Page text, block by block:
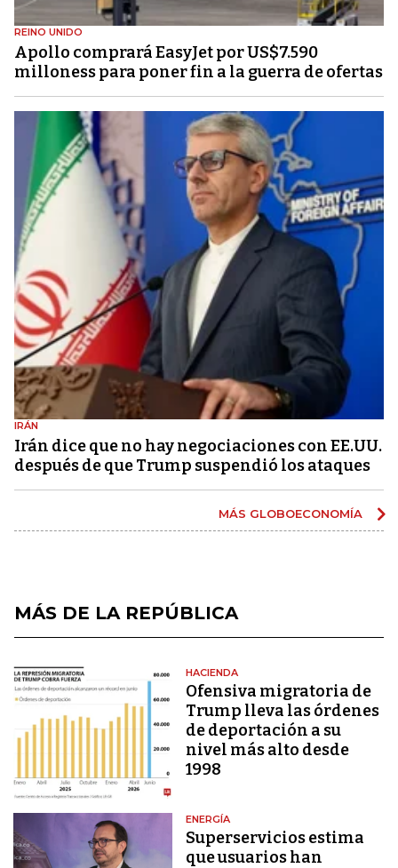
REINO UNIDO
Apollo comprará EasyJet por US$7.590
milloness para poner fin a la guerra de ofertas
IRÁN
Irán dice que no hay negociaciones con EE.UU.
después de que Trump suspendió los ataques
MÁS GLOBOECONOMÍA
MÁS DE LA REPÚBLICA
HACIENDA
Ofensiva migratoria de
Trump lleva las órdenes
de deportación a su
nivel más alto desde
1998
ENERGÍA
Superservicios estima
que usuarios han